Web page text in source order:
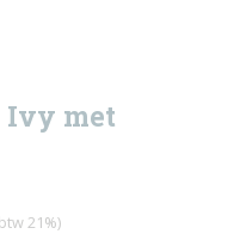
Ivy met
21%)